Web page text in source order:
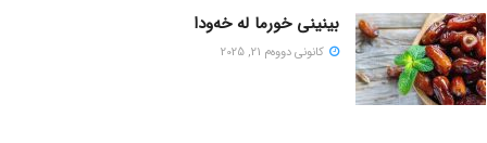
بینینی خورما لە خەودا
كانونی دووه‌م 21, 2025